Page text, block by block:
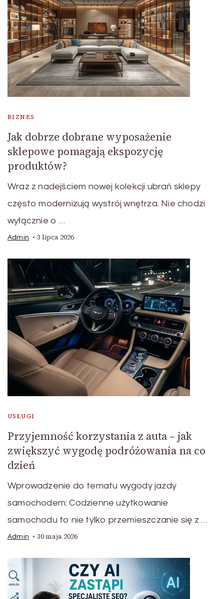
BIZNES
Jak dobrze dobrane wyposażenie
sklepowe pomagają ekspozycję
produktów?
Wraz z nadejściem nowej kolekcji ubrań sklepy
często modernizują wystrój wnętrza. Nie chodzi
wyłącznie o …
Admin 3 lipca 2026
USŁUGI
Przyjemność korzystania z auta – jak
zwiększyć wygodę podróżowania na co
dzień
Wprowadzenie do tematu wygody jazdy
samochodem: Codzienne użytkowanie
samochodu to nie tylko przemieszczanie się z …
Admin 30 maja 2026